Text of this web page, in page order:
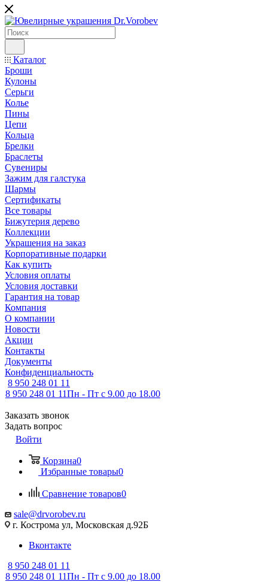
Каталог
Броши
Кулоны
Серьги
Колье
Пины
Цепи
Кольца
Брелки
Браслеты
Сувениры
Зажим для галстука
Шармы
Сертификаты
Все товары
Бижутерия дерево
Коллекции
Украшения на заказ
Корпоративные подарки
Как купить
Условия оплаты
Условия доставки
Гарантия на товар
Компания
О компании
Новости
Акции
Контакты
Документы
Конфиденциальность
8 950 248 01 11
8 950 248 01 11Пн - Пт с 9.00 до 18.00
Заказать звонок
Задать вопрос
Войти
Корзина0
Избранные товары0
Сравнение товаров0
sale@drvorobev.ru
г. Кострома ул, Московская д.92Б
Вконтакте
8 950 248 01 11
8 950 248 01 11Пн - Пт с 9.00 до 18.00